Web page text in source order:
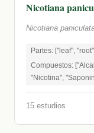
Nicotiana
Nicotiana
Partes: ["leaf",
Compuestos:
"Nicotina",
15 estudios